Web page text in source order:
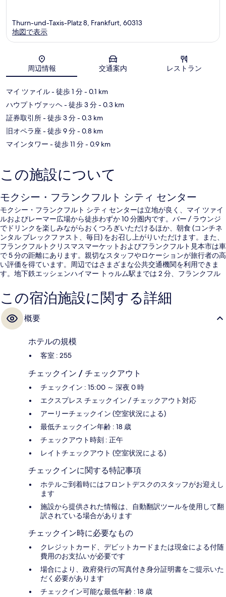
地図
Thurn-und-Taxis-Platz 8, Frankfurt, 60313
地図で表示
周辺情報 交通案内 レストラン
マイ ツァイル- 徒歩 1 分- 0.1 km
ハウプトヴァッヘ- 徒歩 3 分- 0.3 km
証券取引所- 徒歩 3 分- 0.3 km
旧オペラ座 - 徒歩 9 分- 0.8 km
マインタワー - 徒歩 11 分- 0.9 km
この施設について
モクシー・フランクフルト シティ センター
モクシー・フランクフルト シティ センターは立地が良く、マイ ツァイ
ルおよびレーマー広場から徒歩わずか 10 分圏内です。バー / ラウンジ
でドリンクを楽しみながらおくつろぎいただけるほか、朝食 (コンチネ
ンタル ブレックファスト、毎日) をお召し上がりいただけます。また、
フランクフルトクリスマスマーケットおよびフランクフルト見本市は車
で 5 分の距離にあります。親切なスタッフやロケーションが旅行者の高
い評価を得ています。周辺ではさまざまな公共交通機関を利用できま
す。地下鉄エッシェンハイマー トゥルム駅までは 2 分、フランクフル
この宿泊施設に関する詳細
概要
ホテルの規模
客室 : 255
チェックイン / チェックアウト
チェックイン : 15:00 ～ 深夜 0 時
エクスプレス チェックイン / チェックアウト対応
アーリーチェックイン (空室状況による)
最低チェックイン年齢 : 18 歳
チェックアウト時刻 : 正午
レイトチェックアウト (空室状況による)
チェックインに関する特記事項
ホテルご到着時にはフロントデスクのスタッフがお迎えし
ます
施設から提供された情報は、自動翻訳ツールを使用して翻
訳されている場合があります
チェックイン時に必要なもの
クレジットカード、デビットカードまたは現金による付随
費用のお支払いが必要です
場合により、政府発行の写真付き身分証明書をご提示いた
だく必要があります
チェックイン可能な最低年齢 : 18 歳